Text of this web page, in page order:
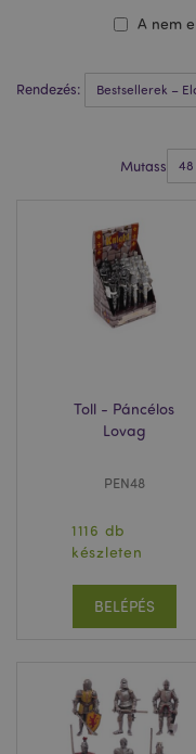
Rendezés:
Mutass
Toll - Páncélos
Lovag
PEN48
1116 db
készleten
BELÉPÉS
A nem